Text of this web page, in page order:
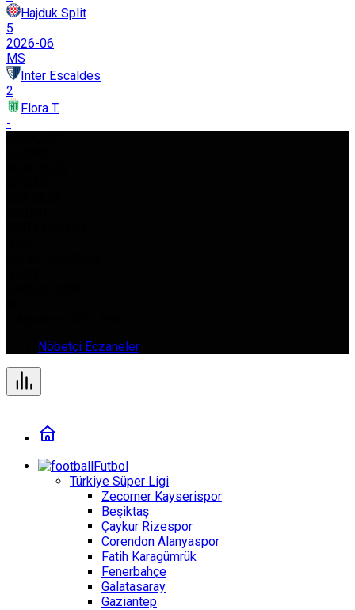
Hajduk Split
5
2026-06
MS
Inter Escaldes
2
Flora T.
-
Nöbetçi Eczaneler
Futbol
Türkiye Süper Ligi
Zecorner Kayserispor
Beşiktaş
Çaykur Rizespor
Corendon Alanyaspor
Fatih Karagümrük
Fenerbahçe
Galatasaray
Gaziantep